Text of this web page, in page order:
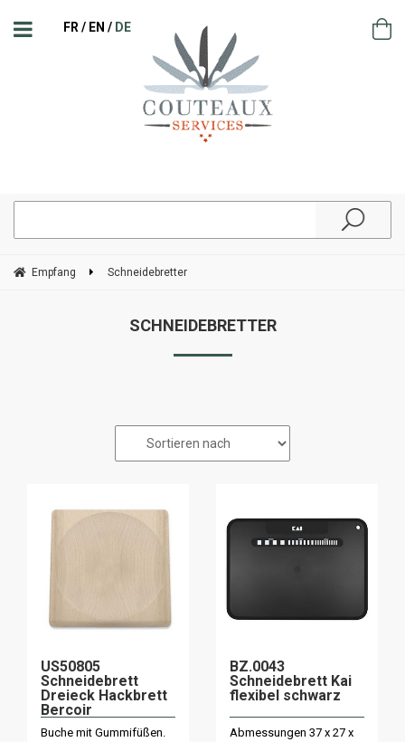
FR EN DE
Empfang Schneidebretter
SCHNEIDEBRETTER
US50805
Schneidebrett
Dreieck Hackbrett
Bercoir
Buche mit Gummifüßen.
BZ.0043
Schneidebrett Kai
flexibel schwarz
Abmessungen 37 x 27 x